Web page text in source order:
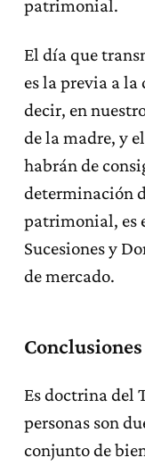
patrimonial.
El día que
es la previa a
decir, en
de la madre, y
habrán de
determinación
patrimonial, es
Sucesiones y
de mercado.
Conclusiones
Es doctrina del
personas son
conjunto de